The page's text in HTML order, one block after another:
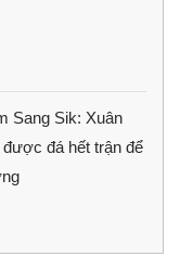
Sang Sik: Xuân
được đá hết trận để